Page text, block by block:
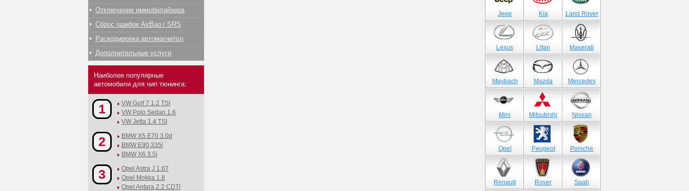
Отключение иммобилайзера
Сброс ошибок AirBag / SRS
Раскодировка автомагнитол
Дополнительные услуги
Наиболее популярные
автомобили для чип тюнинга:
1
VW Golf 7 1.2 TSI
VW Polo Sedan 1.6
VW Jetta 1.4 TSI
2
BMW X5 E70 3.0d
BMW E90 335i
BMW X6 3.5i
3
Opel Astra J 1.6T
Opel Mokka 1.8
Opel Antara 2.2 CDTI
Jeep Kia Land Rover
Lexus Lifan Maserati
Maybach Mazda Mercedes
Mini Mitsubishi Nissan
Opel Peugeot Porsche
Renault Rover Saab